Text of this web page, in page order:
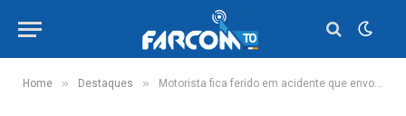
Home » Destaques » Motorista fica ferido em acidente que envolveu uma carreta e uma minivan na BR-153